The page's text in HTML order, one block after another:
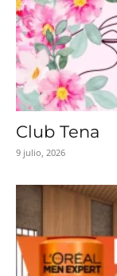
Club Tena
9 julio, 2026